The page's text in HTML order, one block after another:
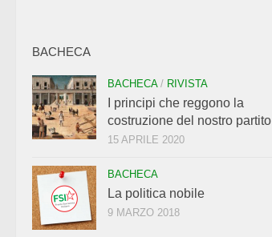
BACHECA
BACHECA/ RIVISTA
I principi che reggono la
costruzione del nostro partito
15 APRILE 2020
BACHECA
La politica nobile
9 MARZO 2018